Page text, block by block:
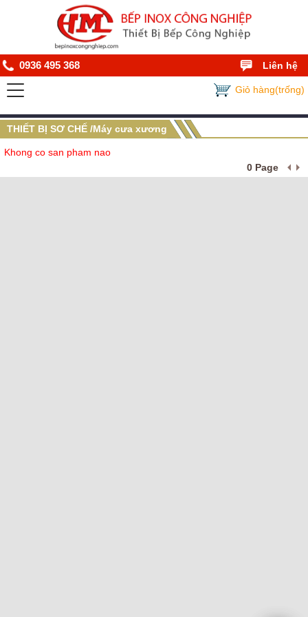
0936 495 368 Liên hệ
Giỏ hàng(trống)
THIẾT BỊ SƠ CHẾ /Máy cưa xương
Khong co san pham nao
0 Page